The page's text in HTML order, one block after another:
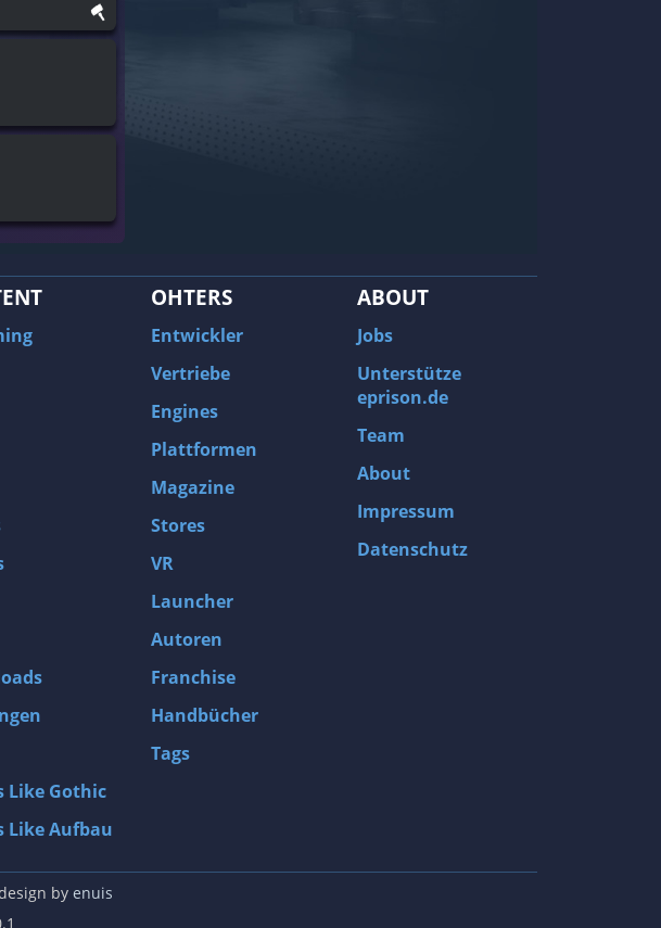
Like Gothic
Like Aufbau
OHTERS
Entwickler
Vertriebe
Engines
Plattformen
Magazine
Stores
VR
Launcher
Autoren
Franchise
Handbücher
Tags
ABOUT
Jobs
Unterstütze
eprison.de
Team
About
Impressum
Datenschutz
by enuis